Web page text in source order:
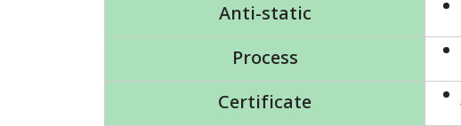
Anti-static
Process
Certificate